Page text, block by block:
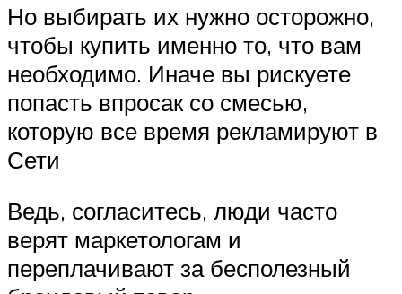
Но выбирать их нужно осторожно,
чтобы купить именно то, что вам
необходимо. Иначе вы рискуете
попасть впросак со смесью,
которую все время рекламируют в
Сети
Ведь, согласитесь, люди часто
верят маркетологам и
переплачивают за бесполезный